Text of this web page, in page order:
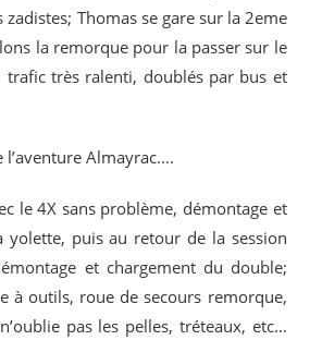
Thomas se gare sur la 2eme
la remorque pour la passer sur le
trafic très ralenti, doublés par bus et
l’aventure Almayrac….
le 4X sans problème, démontage et
yolette, puis au retour de la session
et chargement du double;
à outils, roue de secours remorque,
pas les pelles, tréteaux, etc…